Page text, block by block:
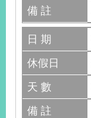
備 註
日 期
休假日
天 數
備 註